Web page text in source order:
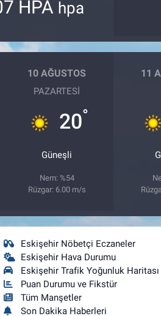
HPA hpa
10 AĞUSTOS
PAZARTESI
20°
Güneşli
Nem: %54
Rüzgar: 6.00 m/s
11
Eskişehir Nöbetçi Eczaneler
Eskişehir Hava Durumu
Eskişehir Trafik Yoğunluk Haritası
Puan Durumu ve Fikstür
Tüm Manşetler
Son Dakika Haberleri